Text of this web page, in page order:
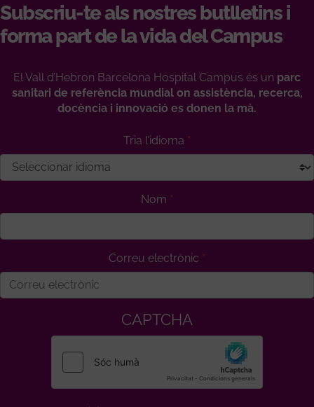
Subscriu-te als nostres butlletins i
forma part de la vida del Campus
El Vall d’Hebron Barcelona Hospital Campus és un parc
sanitari de referència mundial on assistència, recerca,
docència i innovació es donen la mà.
Tria l’idioma
Nom
Correu electrònic
CAPTCHA